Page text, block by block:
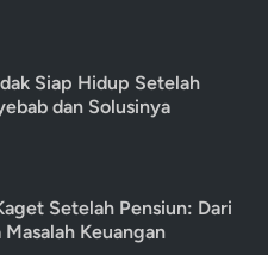
Siap Hidup Setelah
dan Solusinya
Setelah Pensiun: Dari
Keuangan